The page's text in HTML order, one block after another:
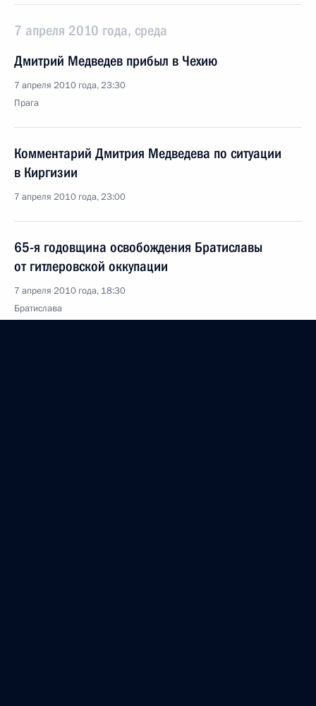
7 апреля 2010 года, среда
Дмитрий Медведев прибыл в Чехию
7 апреля 2010 года, 23:30
Прага
Комментарий Дмитрия Медведева по ситуации
в Киргизии
7 апреля 2010 года, 23:00
65-я годовщина освобождения Братиславы
от гитлеровской оккупации
7 апреля 2010 года, 18:30
Братислава